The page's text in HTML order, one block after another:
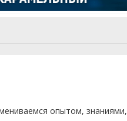
опытом,